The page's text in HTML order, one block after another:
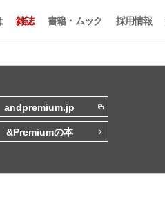
雑誌 書籍・ムック 採用情報
andpremium.jp
&Premiumの本